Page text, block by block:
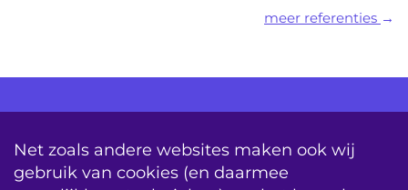
meer referenties
AV Consultancy Opleiding
Detachering
Storing & Onderhoud
Onderhoudscontracten
Net zoals andere websites maken ook wij
gebruik van cookies (en daarmee